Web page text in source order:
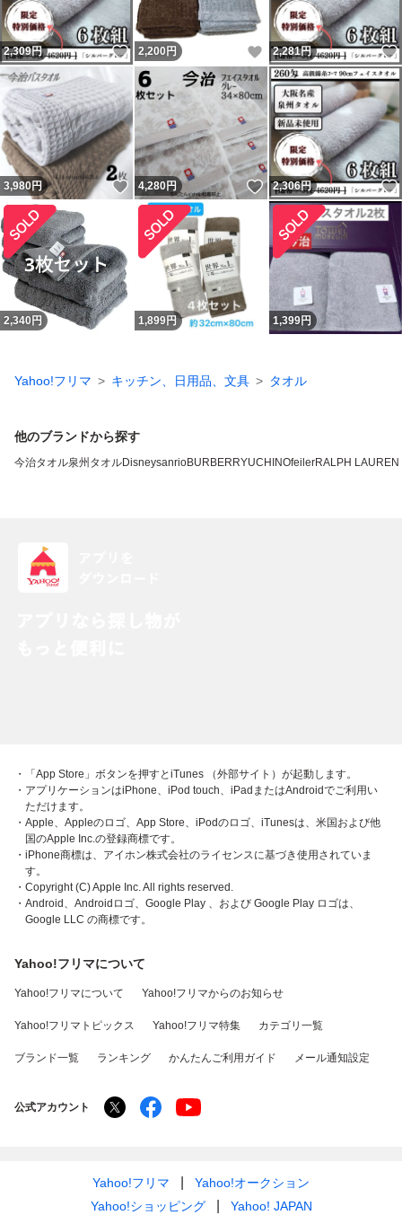
2,309円 いいね！
2,200 円 いいね！
2,281円
3,980円 いいね！
4,280円 いいね！
2,306円
2,340 円 1,899円 1,399円
Yahoo!フリマ キッチン、日用品、文具 タオル
他のブランドから探す
今治タオル泉州タオルDisneysanrioBURBERRYUCHINOfeilerRALPH LAUREN
・「App Store」ボタンを押すとiTunes （外部サイト）が起動します。
・アプリケーションはiPhone、iPod touch、iPadまたはAndroidでご利用い
ただけます。
・Apple、Appleのロゴ、App Store、iPodのロゴ、iTunesは、米国および他
国のApple Inc.の登録商標です。
・iPhone商標は、アイホン株式会社のライセンスに基づき使用されていま
す。
・Copyright (C) Apple Inc. All rights reserved.
・Android、Androidロゴ、Google Play 、および Google Play ロゴは、
Google LLC の商標です。
Yahoo!フリマについて
Yahoo!フリマについて Yahoo!フリマからのお知らせ
Yahoo!フリマトピックス Yahoo!フリマ特集 カテゴリ一覧
ブランド一覧 ランキング かんたんご利用ガイド メール通知設定
公式アカウント
Yahoo!フリマ
Yahoo!オークション
Yahoo!ショッピング
Yahoo! JAPAN